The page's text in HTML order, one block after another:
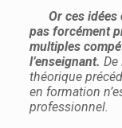
Or ces idées
pas forcément
multiples
l’enseignant. De
théorique
en formation
professionnel.